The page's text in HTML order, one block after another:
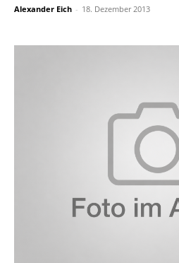
Alexander Eich - 18. Dezember 2013